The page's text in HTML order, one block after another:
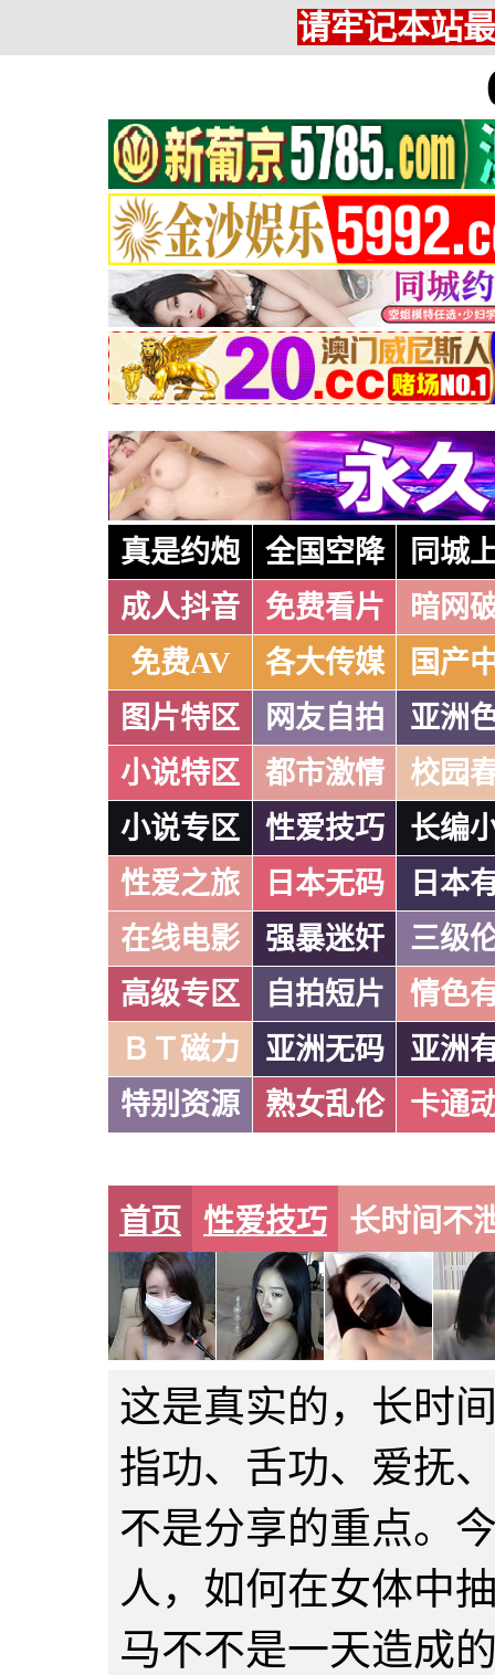
请牢记本站
真是约炮 全国空降
同城
成人抖音
免费看片
暗网
免费AV
各大传媒
国产
图片特区
网友自拍
亚洲
小说特区
都市激情
校园
小说专区
性爱技巧
长编
性爱之旅
日本无码
日本
在线电影
强暴迷奸
三级
高级专区
自拍短片
情色
ＢＴ磁力
亚洲无码
亚洲
特别资源
熟女乱伦 卡通
首页 性爱技巧 长时间不
这是真实的，长时
指功、舌功、爱抚
不是分享的重点。
人，如何在女体中
马不不是一天造成